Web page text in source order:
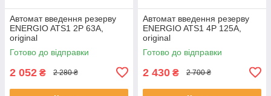
Автомат введення резерву
ENERGIO ATS1 2P 63A,
original
Готово до відправки
2 052 ₴ 2 280 ₴
Автомат введення резерву
ENERGIO ATS1 4P 125A,
original
Готово до відправки
2 430 ₴ 2 700 ₴